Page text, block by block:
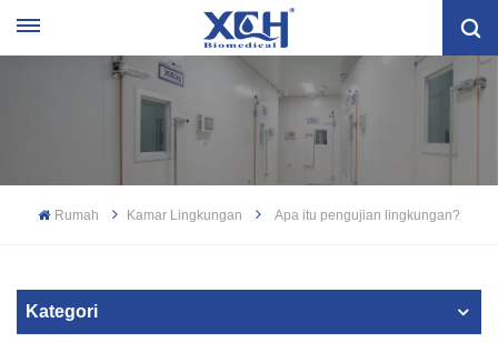
Rumah Kamar Lingkungan Apa itu pengujian lingkungan?
Kategori